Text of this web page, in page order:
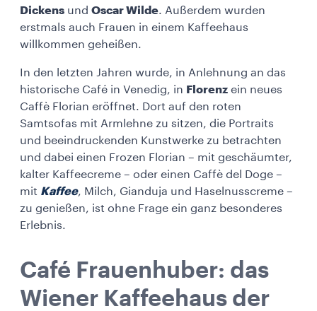
Dickens und Oscar Wilde. Außerdem wurden
erstmals auch Frauen in einem Kaffeehaus
willkommen geheißen.
In den letzten Jahren wurde, in Anlehnung an das
historische Café in Venedig, in Florenz ein neues
Caffè Florian eröffnet. Dort auf den roten
Samtsofas mit Armlehne zu sitzen, die Portraits
und beeindruckenden Kunstwerke zu betrachten
und dabei einen Frozen Florian – mit geschäumter,
kalter Kaffeecreme – oder einen Caffè del Doge –
mit Kaffee, Milch, Gianduja und Haselnusscreme –
zu genießen, ist ohne Frage ein ganz besonderes
Erlebnis.
Café Frauenhuber: das
Wiener Kaffeehaus der